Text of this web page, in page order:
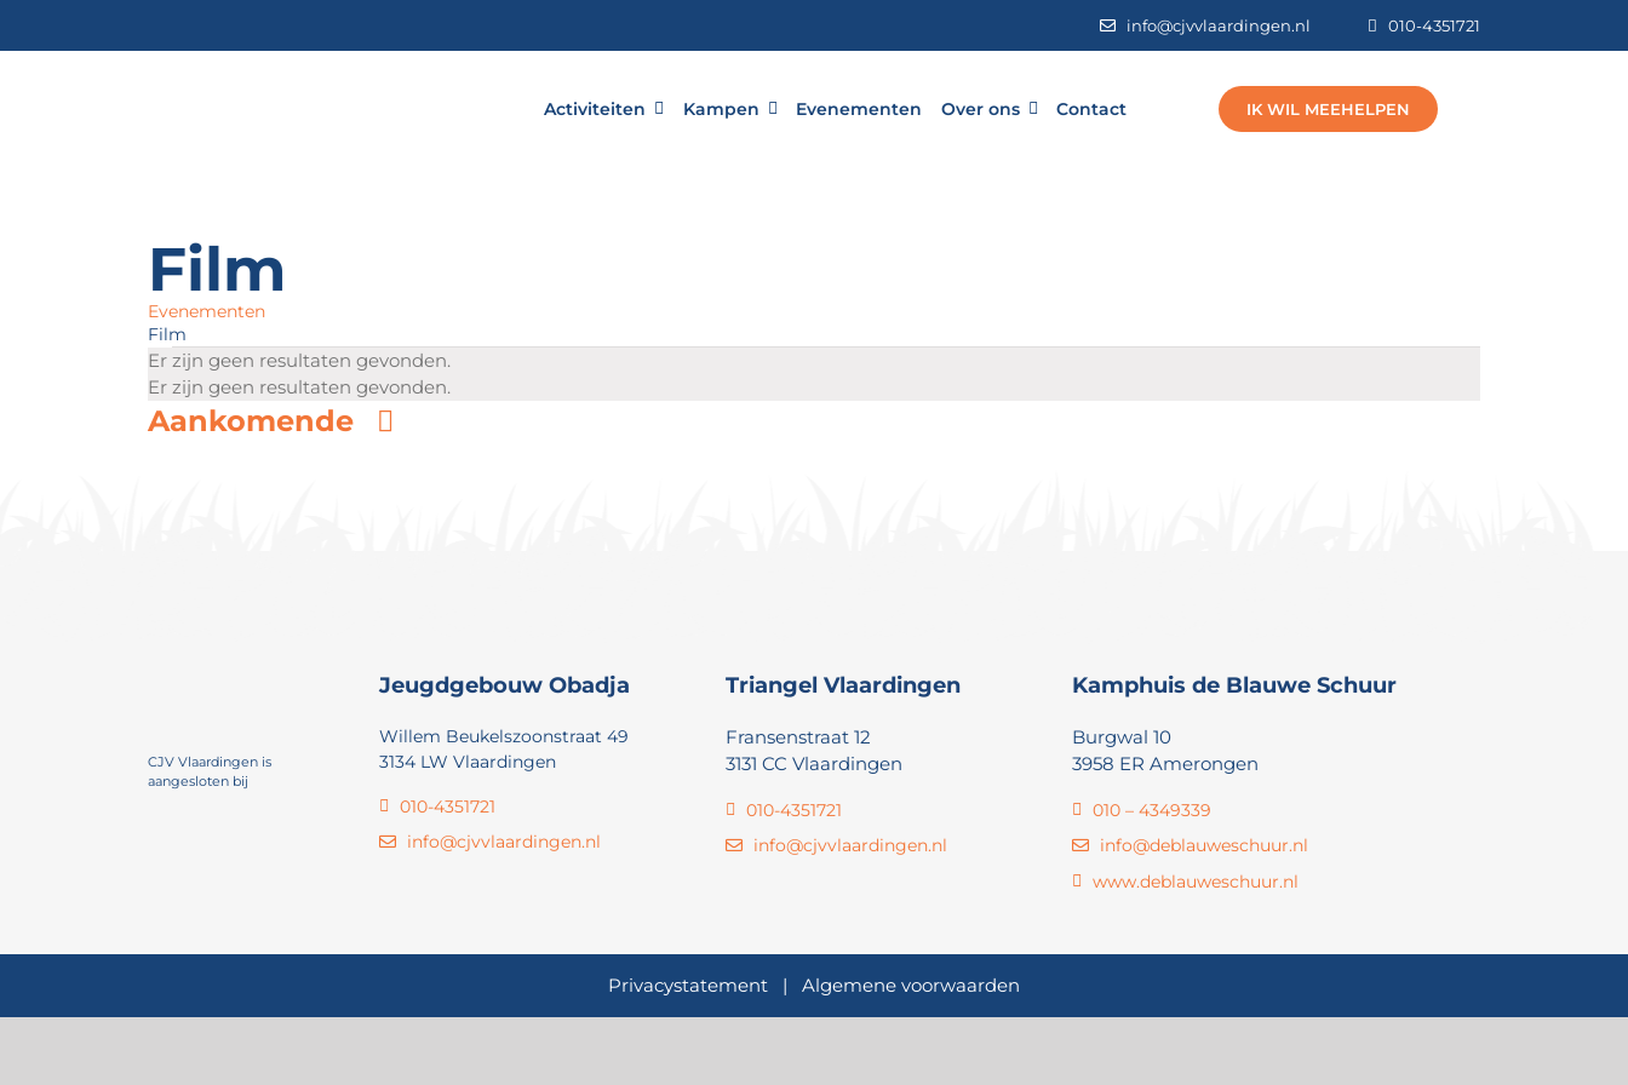
info@cjvvlaardingen.nl 010-4351721
Activiteiten Kampen Evenementen Over ons Contact IK WIL MEEHELPEN
Film
Evenementen
Film
Evenementen
Bericht
Er zijn geen resultaten gevonden.
Bericht
Er zijn geen resultaten gevonden.
Aankomende
CJV Vlaardingen is
aangesloten bij
Jeugdgebouw Obadja
Willem Beukelszoonstraat 49
3134 LW Vlaardingen
010-4351721
info@cjvvlaardingen.nl
Triangel Vlaardingen
Fransenstraat 12
3131 CC Vlaardingen
010-4351721
info@cjvvlaardingen.nl
Kamphuis de Blauwe Schuur
Burgwal 10
3958 ER Amerongen
010 – 4349339
info@deblauweschuur.nl
www.deblauweschuur.nl
Privacystatement | Algemene voorwaarden